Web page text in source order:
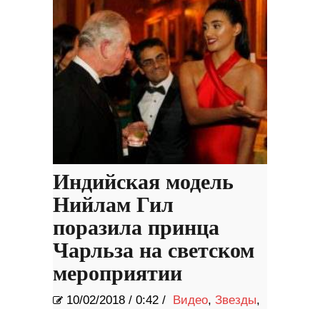
Индийская модель
Нийлам Гил
поразила принца
Чарльза на светском
мероприятии
10/02/2018 / 0:42 / Видео, Звезды,